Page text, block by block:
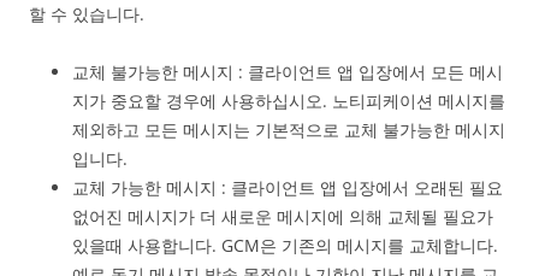
할 수 있습니다.
교체 불가능한 메시지 : 클라이언트 앱 입장에서 모든 메시
지가 중요할 경우에 사용하십시오. 노티피케이션 메시지를
제외하고 모든 메시지는 기본적으로 교체 불가능한 메시지
입니다.
교체 가능한 메시지 : 클라이언트 앱 입장에서 오래된 필요
없어진 메시지가 더 새로운 메시지에 의해 교체될 필요가
있을때 사용합니다. GCM은 기존의 메시지를 교체합니다.